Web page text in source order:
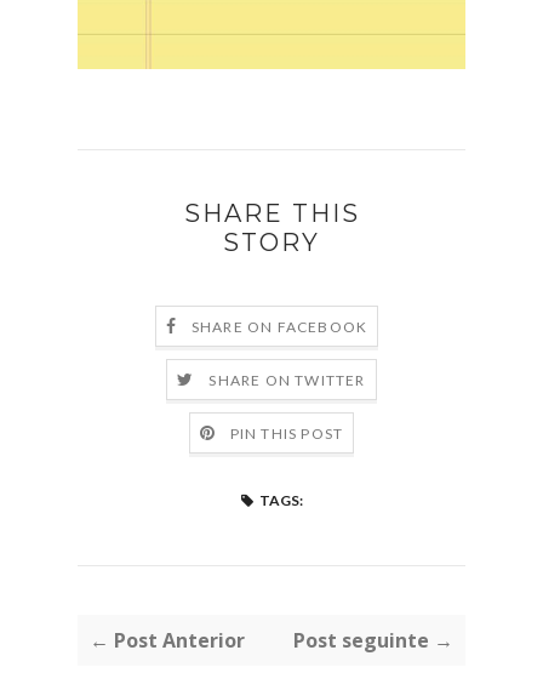
SHARE THIS
STORY
SHARE ON FACEBOOK
SHARE ON TWITTER
PIN THIS POST
TAGS:
← Post Anterior Post seguinte →